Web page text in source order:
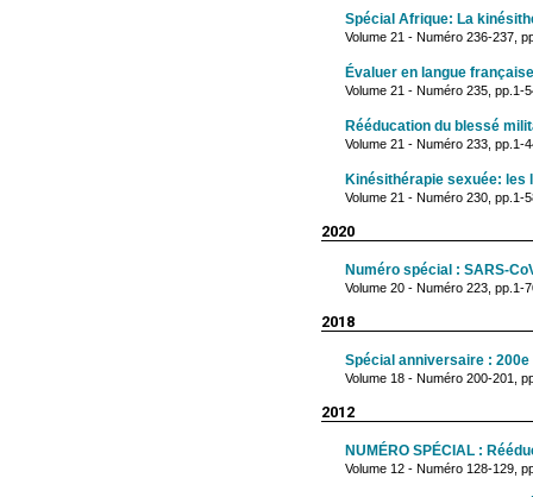
Spécial Afrique: La
Volume 21 - Numéro 236-237,
Évaluer en langue
Volume 21 - Numéro 235, pp.1-
Rééducation du blessé
Volume 21 - Numéro 233, pp.1-
Kinésithérapie sexuée:
Volume 21 - Numéro 230, pp.1-
2020
Numéro spécial : SARS-
Volume 20 - Numéro 223, pp.1-
2018
Spécial anniversaire :
Volume 18 - Numéro 200-201,
2012
NUMÉRO SPÉCIAL :
Volume 12 - Numéro 128-129,